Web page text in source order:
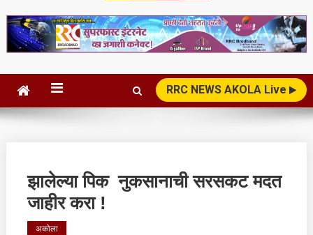
RRC News Network
RRC NEWS AKOLA Live
झालेल्या पिक नुकसानाची सरसकट मदत
जाहीर करा !
अकोला